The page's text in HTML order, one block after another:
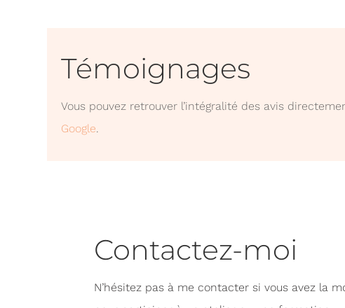
Témoignages
Vous pouvez retrouver l’intégralité des avis
Google.
Contactez-moi
N’hésitez pas à me contacter si vous avez la